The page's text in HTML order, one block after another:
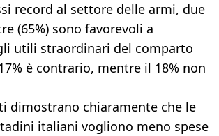
record al settore delle armi, due
(65%) sono favorevoli a
utili straordinari del comparto
è contrario, mentre il 18% non
dimostrano chiaramente che le
italiani vogliono meno spese